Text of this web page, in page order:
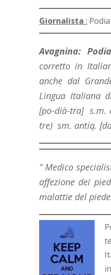
Giornalista :
Avagnina:
corretto in
anche dal
Lingua Italiana
[po-dià-tra] s.m.
tre) sm. antiq.
“ Medico
affezione dei
malattie del